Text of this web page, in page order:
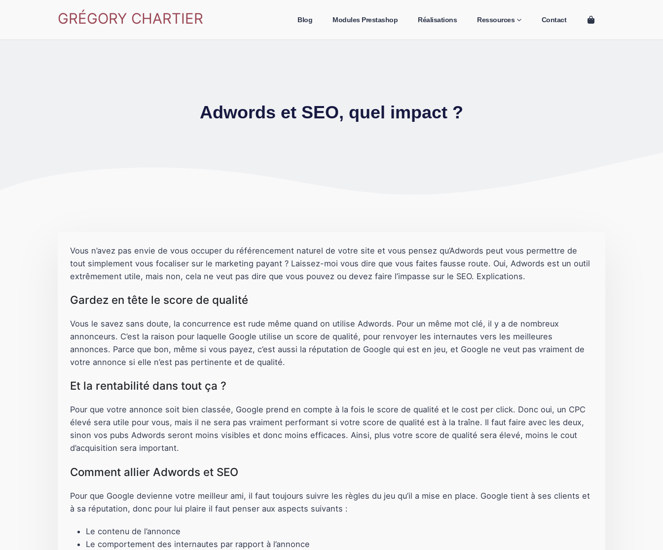
GRÉGORY CHARTIER Blog Modules Prestashop Réalisations Ressources Contact
Adwords et SEO, quel impact ?
Vous n’avez pas envie de vous occuper du référencement naturel de votre site et vous pensez qu’Adwords peut vous permettre de
tout simplement vous focaliser sur le marketing payant ? Laissez-moi vous dire que vous faites fausse route. Oui, Adwords est un outil
extrêmement utile, mais non, cela ne veut pas dire que vous pouvez ou devez faire l’impasse sur le SEO. Explications.
Gardez en tête le score de qualité
Vous le savez sans doute, la concurrence est rude même quand on utilise Adwords. Pour un même mot clé, il y a de nombreux
annonceurs. C’est la raison pour laquelle Google utilise un score de qualité, pour renvoyer les internautes vers les meilleures
annonces. Parce que bon, même si vous payez, c’est aussi la réputation de Google qui est en jeu, et Google ne veut pas vraiment de
votre annonce si elle n’est pas pertinente et de qualité.
Et la rentabilité dans tout ça ?
Pour que votre annonce soit bien classée, Google prend en compte à la fois le score de qualité et le cost per click. Donc oui, un CPC
élevé sera utile pour vous, mais il ne sera pas vraiment performant si votre score de qualité est à la traîne. Il faut faire avec les deux,
sinon vos pubs Adwords seront moins visibles et donc moins efficaces. Ainsi, plus votre score de qualité sera élevé, moins le cout
d’acquisition sera important.
Comment allier Adwords et SEO
Pour que Google devienne votre meilleur ami, il faut toujours suivre les règles du jeu qu’il a mise en place. Google tient à ses clients et
à sa réputation, donc pour lui plaire il faut penser aux aspects suivants :
Le contenu de l’annonce
Le comportement des internautes par rapport à l’annonce